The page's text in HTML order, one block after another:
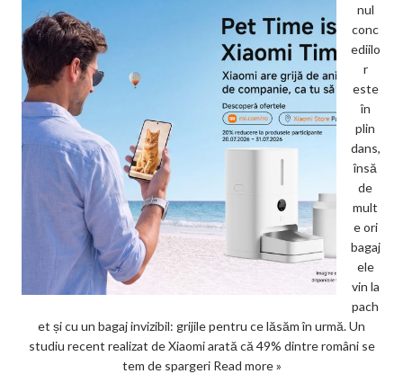
nul
conc
ediilo
r
este
în
plin
dans,
însă
de
mult
e ori
bagaj
ele
vin la
pach
et și cu un bagaj invizibil: grijile pentru ce lăsăm în urmă. Un
studiu recent realizat de Xiaomi arată că 49% dintre români se
tem de spargeri Read more »